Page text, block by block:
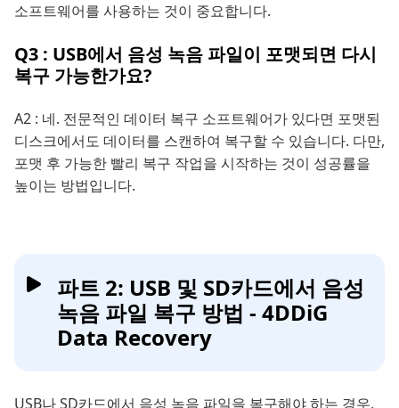
소프트웨어를 사용하는 것이 중요합니다.
Q3 : USB에서 음성 녹음 파일이 포맷되면 다시
복구 가능한가요?
A2 : 네. 전문적인 데이터 복구 소프트웨어가 있다면 포맷된
디스크에서도 데이터를 스캔하여 복구할 수 있습니다. 다만,
포맷 후 가능한 빨리 복구 작업을 시작하는 것이 성공률을
높이는 방법입니다.
파트 2: USB 및 SD카드에서 음성
녹음 파일 복구 방법 - 4DDiG
Data Recovery
USB나 SD카드에서 음성 녹음 파일을 복구해야 하는 경우,